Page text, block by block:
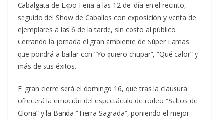
Cabalgata de Expo Feria a las 12 del día en el recinto,
seguido del Show de Caballos con exposición y venta de
ejemplares a las 6 de la tarde, sin costo al público.
Cerrando la jornada el gran ambiente de Súper Lamas
que pondrá a bailar con “Yo quiero chupar”, “Qué calor” y
más de sus éxitos.
El gran cierre será el domingo 16, que tras la clausura
ofrecerá la emoción del espectáculo de rodeo “Saltos de
Gloria” y la Banda “Tierra Sagrada”, poniendo el mejor